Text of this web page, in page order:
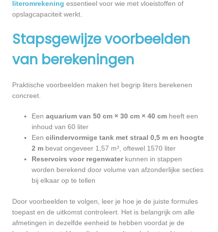
literomrekening essentieel voor wie met vloeistoffen of
opslagcapaciteit werkt.
Stapsgewijze voorbeelden
van berekeningen
Praktische voorbeelden maken het begrip liters berekenen
concreet.
Een aquarium van 50 cm × 30 cm × 40 cm heeft een
inhoud van 60 liter
Een cilindervormige tank met straal 0,5 m en hoogte
2 m bevat ongeveer 1,57 m³, oftewel 1570 liter
Reservoirs voor regenwaterkunnen in stappen
worden berekend door volume van afzonderlijke secties
bij elkaar op te tellen
Door voorbeelden te volgen, leer je hoe je de juiste formules
toepast en de uitkomst controleert. Het is belangrijk om alle
afmetingen in dezelfde eenheid te hebben voordat je de